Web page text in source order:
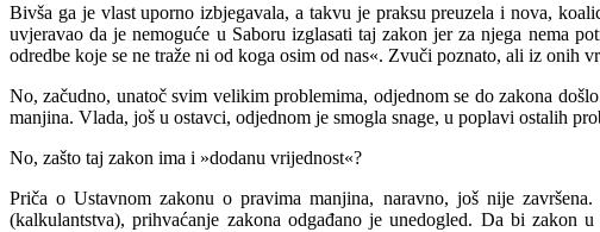
Bivša ga je vlast uporno izbjegavala, a takvu je praksu preuzela i nova,
uvjeravao da je nemoguće u Saboru izglasati taj zakon jer zanjega nema
odredbe koje se ne traže ni od koga osim od nas«. Zvuči poznato, ali iz onih
No, začudno, unatoč svim velikim problemima, odjednom se do zakona
manjina. Vlada, još u ostavci, odjednom je smogla snage, u poplavi ostalih
No, zašto taj zakon ima i »dodanu vrijednost«?
Priča o Ustavnom zakonu o pravima manjina, naravno, još nije
(kalkulantstva), prihvaćanje zakona odgađano je unedogled. Da bi zakon